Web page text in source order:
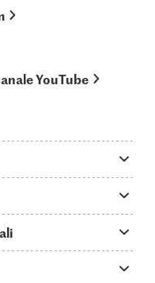
YouTube